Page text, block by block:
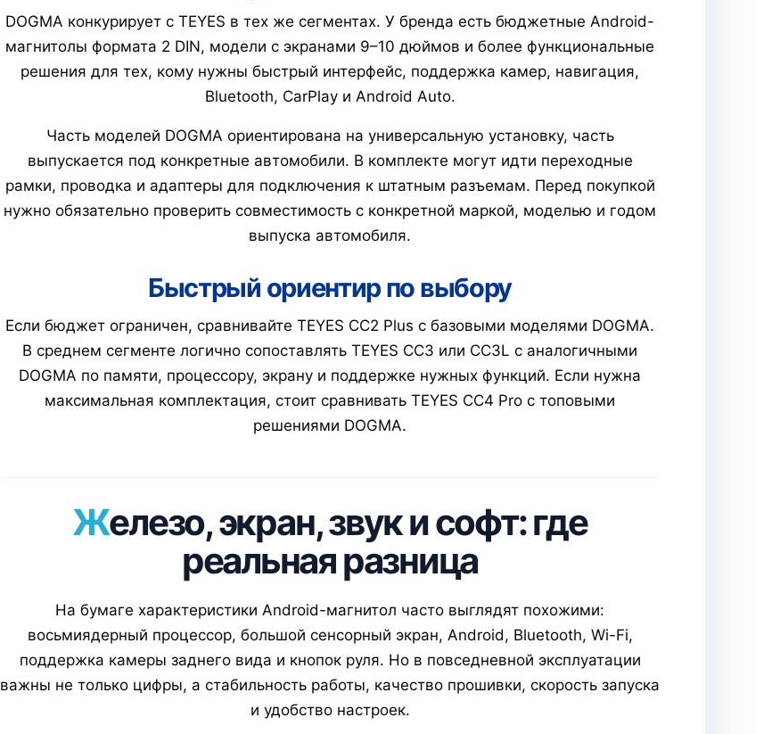
DOGMA конкурирует с TEYES в тех же сегментах. У бренда есть бюджетные Android-
магнитолы формата 2 DIN, модели с экранами 9–10 дюймов и более функциональные
решения для тех, кому нужны быстрый интерфейс, поддержка камер, навигация,
Bluetooth, CarPlay и Android Auto.
Часть моделей DOGMA ориентирована на универсальную установку, часть
выпускается под конкретные автомобили. В комплекте могут идти переходные
рамки, проводка и адаптеры для подключения к штатным разъемам. Перед покупкой
нужно обязательно проверить совместимость с конкретной маркой, моделью и годом
выпуска автомобиля.
Быстрый ориентир по выбору
Если бюджет ограничен, сравнивайте TEYES CC2 Plus с базовыми моделями DOGMA.
В среднем сегменте логично сопоставлять TEYES CC3 или CC3L с аналогичными
DOGMA по памяти, процессору, экрану и поддержке нужных функций. Если нужна
максимальная комплектация, стоит сравнивать TEYES CC4 Pro с топовыми
решениями DOGMA.
Железо, экран, звук и софт: где
реальная разница
На бумаге характеристики Android-магнитол часто выглядят похожими:
восьмиядерный процессор, большой сенсорный экран, Android, Bluetooth, Wi-Fi,
поддержка камеры заднего вида и кнопок руля. Но в повседневной эксплуатации
важны не только цифры, а стабильность работы, качество прошивки, скорость запуска
и удобство настроек.